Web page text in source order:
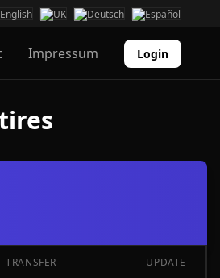
Impressum Login
TRANSFER UPDATE